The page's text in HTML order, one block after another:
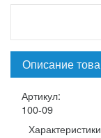
Описание
Артикул:
100-09
Характеристики